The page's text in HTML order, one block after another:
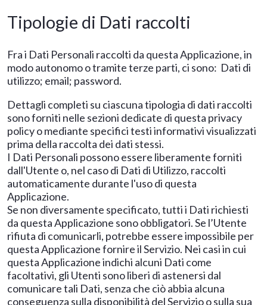
Tipologie di Dati raccolti
Fra i Dati Personali raccolti da questa Applicazione, in
modo autonomo o tramite terze parti, ci sono: Dati di
utilizzo; email; password.
Dettagli completi su ciascuna tipologia di dati raccolti
sono forniti nelle sezioni dedicate di questa privacy
policy o mediante specifici testi informativi visualizzati
prima della raccolta dei dati stessi.
I Dati Personali possono essere liberamente forniti
dall'Utente o, nel caso di Dati di Utilizzo, raccolti
automaticamente durante l'uso di questa
Applicazione.
Se non diversamente specificato, tutti i Dati richiesti
da questa Applicazione sono obbligatori. Se l’Utente
rifiuta di comunicarli, potrebbe essere impossibile per
questa Applicazione fornire il Servizio. Nei casi in cui
questa Applicazione indichi alcuni Dati come
facoltativi, gli Utenti sono liberi di astenersi dal
comunicare tali Dati, senza che ciò abbia alcuna
conseguenza sulla disponibilità del Servizio o sulla sua